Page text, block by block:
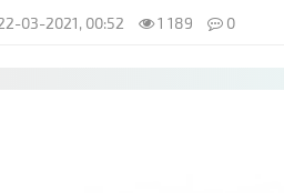
03-2021, 00:52 1 189 0